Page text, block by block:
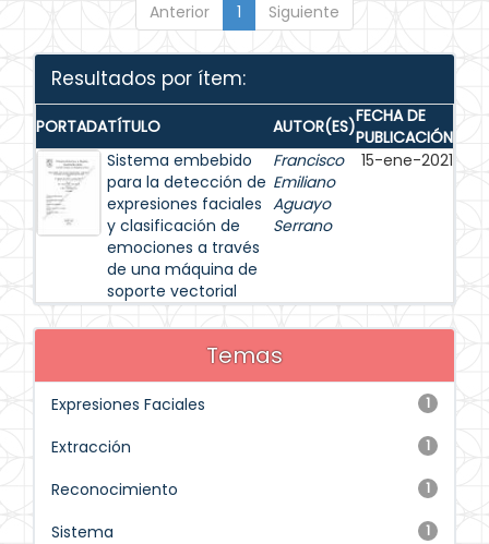
Anterior 1 Siguiente
Resultados por ítem:
PORTADATÍTULO AUTOR(ES)FECHA DE
PUBLICACIÓN
Sistema embebido
para la detección de
expresiones faciales
y clasificación de
emociones a través
de una máquina de
soporte vectorial
Francisco
Emiliano
Aguayo
Serrano
15-ene-2021
Temas
1
Expresiones Faciales
1
Extracción
1
Reconocimiento
1
Sistema